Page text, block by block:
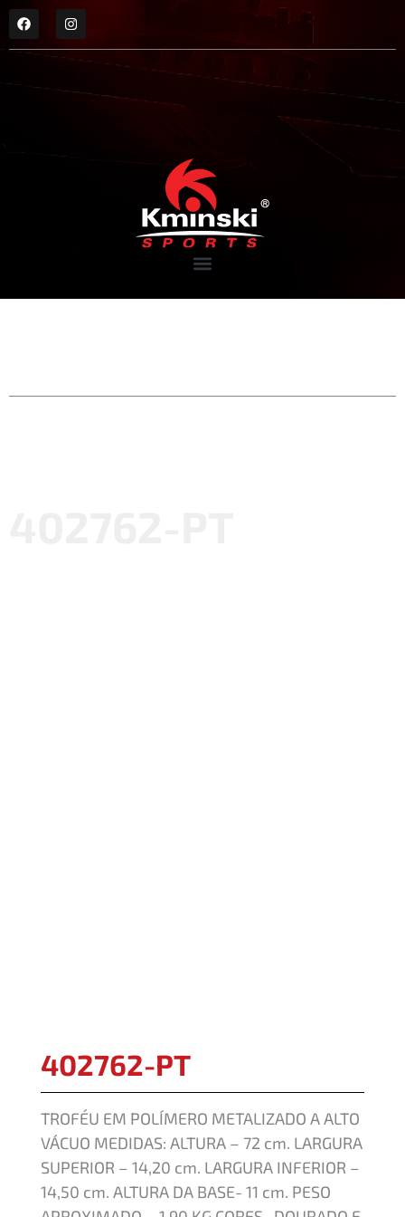
402762-PT
TROFÉU EM POLÍMERO METALIZADO A ALTO
VÁCUO MEDIDAS: ALTURA – 72 cm. LARGURA
SUPERIOR – 14,20 cm. LARGURA INFERIOR –
14,50 cm. ALTURA DA BASE- 11 cm. PESO